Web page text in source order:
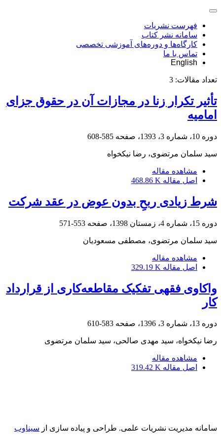
فهرست نشریات
سامانه نشر کتاب
کارگاه‌ها و دوره‌های آموزشی تخصصی
تماس با ما
English
تعداد مقالات: 3
تأثیر تکرار زنا در مجازات آن در حقوق جزای
امامیه
دوره 10، شماره 3، 1393، صفحه 585-608
سید سلمان مرتضوی، رضا نیکخواه
مشاهده مقاله
اصل مقاله 468.86 K
شرط زیادی ربحِ بدون عوض در عقد شرکت
دوره 15، شماره 4، زمستان 1398، صفحه 553-571
سید سلمان مرتضوی، مصطفی مسعودیان
مشاهده مقاله
اصل مقاله 329.19 K
واکاوی فقهی تفکیک مقاطعه‌کاری از قرارداد
کار
دوره 13، شماره 3، 1396، صفحه 583-610
رضا نیکخواه، سید مهدی صالحی، سید سلمان مرتضوی
مشاهده مقاله
اصل مقاله 319.42 K
سامانه مدیریت نشریات علمی. طراحی و پیاده سازی از سیناوب